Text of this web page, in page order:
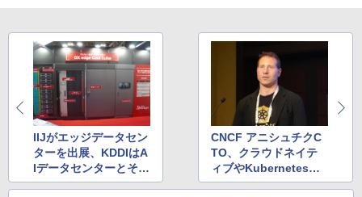
IIJがエッジデータセン
ターを出展、KDDIはA
Iデータセンターとその
上で動くAIサービスな
CNCF アニシュチクC
TO、クラウドネイテ
ィブやKubernetesへ
の関心の高まりをアピ